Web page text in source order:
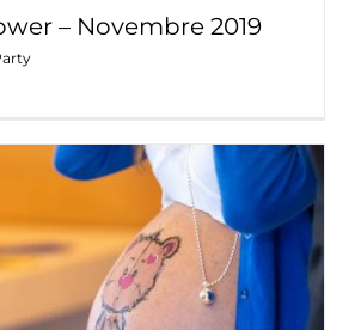
– Novembre 2019
Party – Maggio 2019
Baby Shower Party